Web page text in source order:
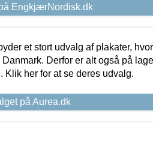
EngkjærNordisk.dk
et stort udvalg af plakater,
Danmark. Derfor er alt også på
Klik her for at se deres udvalg.
på Aurea.dk